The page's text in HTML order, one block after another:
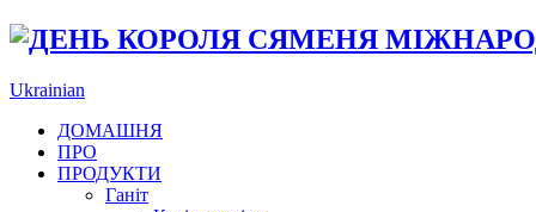
Ukrainian
ДОМАШНЯ
ПРО
ПРОДУКТИ
Ганіт